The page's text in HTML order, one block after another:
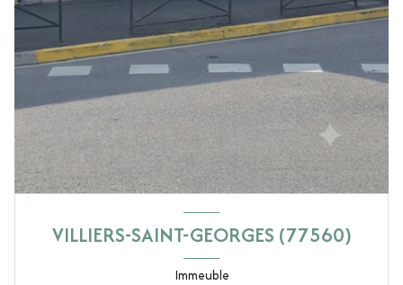
VILLIERS-SAINT-GEORGES (77560)
Immeuble